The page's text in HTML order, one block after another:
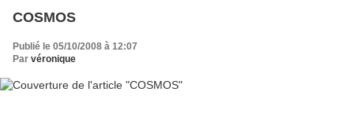
COSMOS
Publié le 05/10/2008 à 12:07
Par véronique